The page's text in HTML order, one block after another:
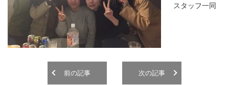
スタッフ一同
前の記事 次の記事